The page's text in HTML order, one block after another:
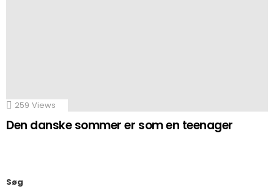
259 Views
Den danske sommer er som en teenager
Søg